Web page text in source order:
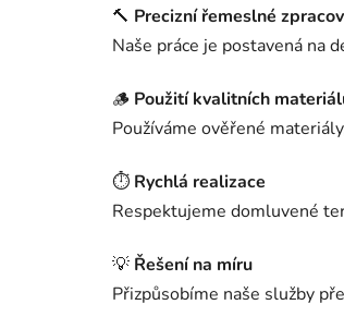
🔨 Precizní řemeslné
Naše práce je postavená na
🪵 Použití kvalitních
Používáme ověřené
⏱️ Rychlá realizace
Respektujeme domluvené
💡 Řešení na míru
Přizpůsobíme naše služby